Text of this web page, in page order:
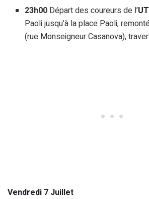
23h00 Départ des coureurs de l’
Paoli jusqu’à la place Paoli,
(rue Monseigneur Casanova),
Vendredi 7 Juillet